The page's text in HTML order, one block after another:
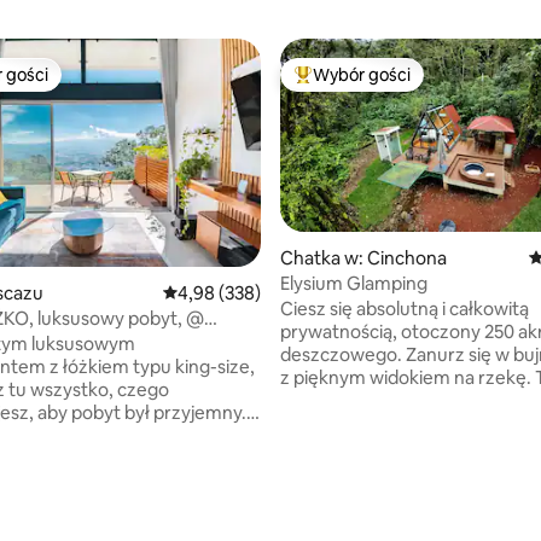
z kategorii Wybór gości
gości
Średnia ocena: 4,98 na 5, liczba recenzji: 338
4,98 (338)
luksusowy pobyt, @
zielone, klimatyzacja
luksusowym
z łóżkiem typu king-size,
tu wszystko, czego
aby pobyt był przyjemny.
Najpopularniejsze z kategorii
Wybór gości
Chatka w: Cinchona
Elysium Glamping
Ciesz się absolutną i całkowitą
prywatnością, otoczony 250
deszczowego. Zanurz się w
z pięknym widokiem na rzekę.